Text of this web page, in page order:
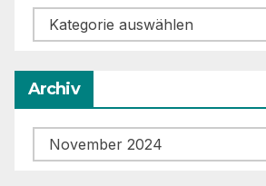
Kategorien
Archiv
Archiv